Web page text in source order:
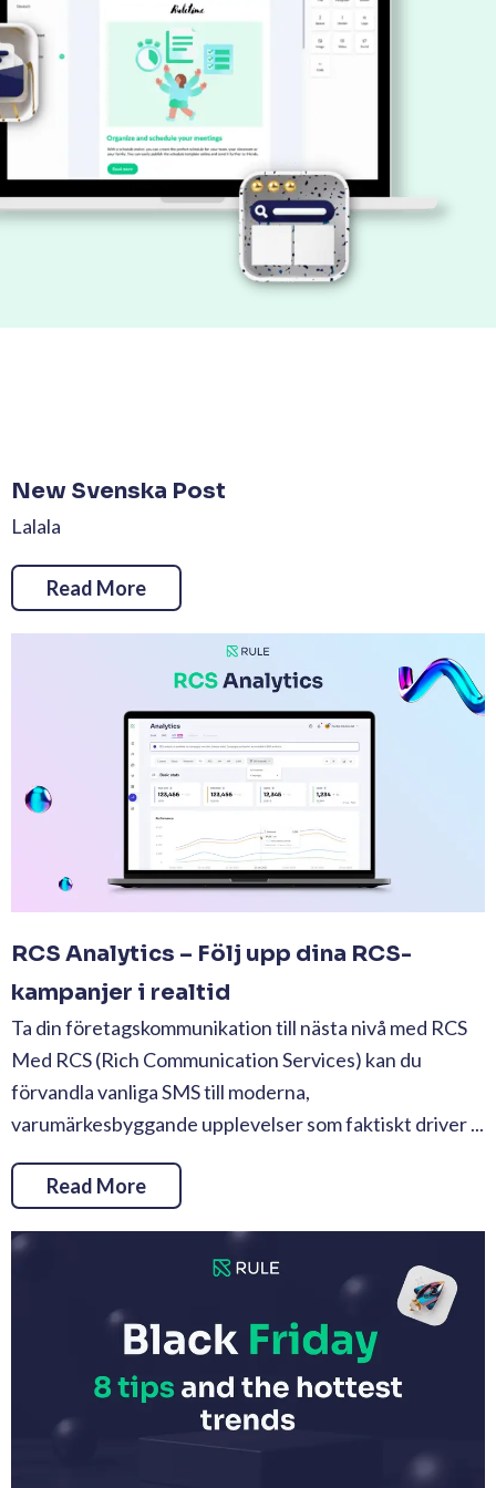
New Svenska Post
Lalala
Read More
RCS Analytics – Följ upp dina RCS-
kampanjer i realtid
Ta din företagskommunikation till nästa nivå med RCS
Med RCS (Rich Communication Services) kan du
förvandla vanliga SMS till moderna,
varumärkesbyggande upplevelser som faktiskt driver ...
Read More